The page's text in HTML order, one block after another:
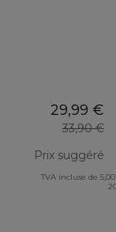
29,99 €
33,90 €
Prix suggéré
TVA incluse de